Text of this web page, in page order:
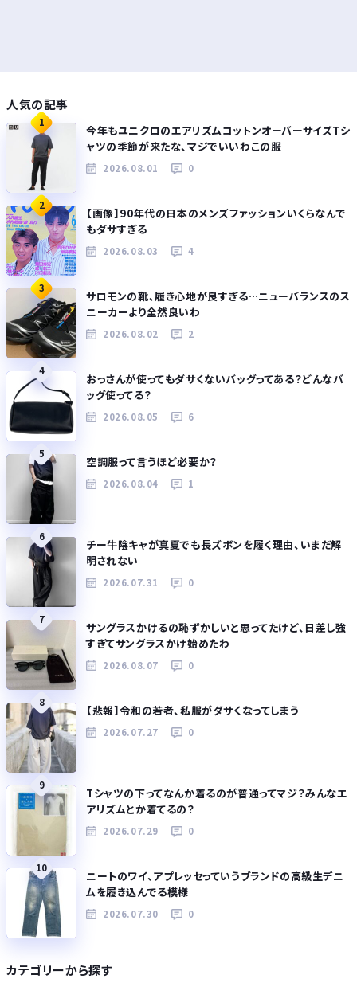
人気の記事
1
今年もユニクロのエアリズムコットンオーバーサイズTシ
ャツの季節が来たな、マジでいいわこの服
2026.08.01 0
2
【画像】90年代の日本のメンズファッションいくらなんで
もダサすぎる
2026.08.03 4
3
サロモンの靴、履き心地が良すぎる…ニューバランスのス
ニーカーより全然良いわ
2026.08.02 2
4
おっさんが使ってもダサくないバッグってある？どんなバ
ッグ使ってる？
2026.08.05 6
5
空調服って言うほど必要か？
2026.08.04 1
6
チー牛陰キャが真夏でも長ズボンを履く理由、いまだ解
明されない
2026.07.31 0
7
サングラスかけるの恥ずかしいと思ってたけど、日差し強
すぎてサングラスかけ始めたわ
2026.08.07 0
8
【悲報】令和の若者、私服がダサくなってしまう
2026.07.27 0
9
Tシャツの下ってなんか着るのが普通ってマジ？みんなエ
アリズムとか着てるの？
2026.07.29 0
10
ニートのワイ、アプレッセっていうブランドの高級生デニ
ムを履き込んでる模様
2026.07.30 0
カテゴリーから探す